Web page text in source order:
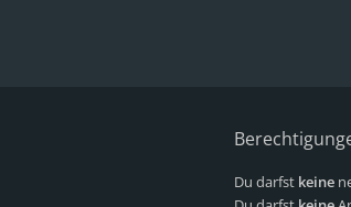
Du darfst keine